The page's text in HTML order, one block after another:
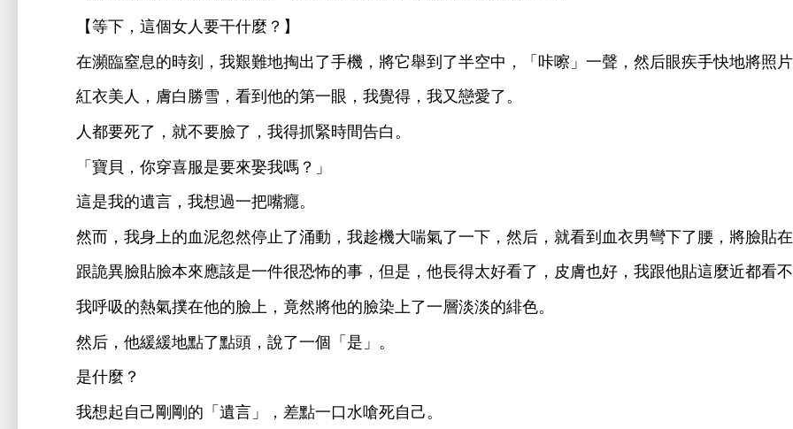
【等
， 個女
干什麼？】
瀕臨窒息
刻， 艱難 掏 ，將 舉到 半空 ，「咔嚓」 ，然后 疾
將照
美
，膚 勝 ， 到 第 ， 得， 又戀
。
都
，就 ， 得抓緊 告
。
「寶貝，
穿 娶
嗎？」
遺言，
過
把嘴癮。
然而，
血 忽然 止 涌 ， 趁 喘 ，然后，就 到血 男彎 腰，將
貼
跟詭異
貼 本 應該 件很恐怖 事，但 ， 得太好 ，皮膚也好， 跟 貼 麼
都
呼吸
撲 ，竟然將 染 層淡淡 緋
。
然后，
緩緩 點 點 ， 個「
」。
什麼？
起自己剛剛
「遺言」，差點 嗆
自己。